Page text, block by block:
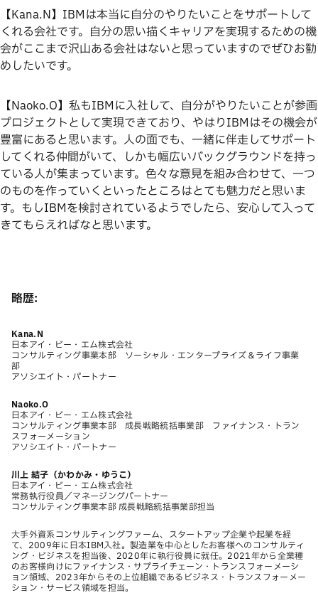
【Kana.N】IBMは本当に自分のやりたいことをサポートして
くれる会社です。自分の思い描くキャリアを実現するための機
会がここまで沢山ある会社はないと思っていますのでぜひお勧
めしたいです。
【Naoko.O】私もIBMに入社して、自分がやりたいことが参画
プロジェクトとして実現できており、やはりIBMはその機会が
豊富にあると思います。人の面でも、一緒に伴走してサポート
してくれる仲間がいて、しかも幅広いバックグラウンドを持っ
ている人が集まっています。色々な意見を組み合わせて、一つ
のものを作っていくといったところはとても魅力だと思いま
す。もしIBMを検討されているようでしたら、安心して入って
きてもらえればなと思います。
略歴:
Kana.N
日本アイ・ビー・エム株式会社
コンサルティング事業本部 ソーシャル・エンタープライズ＆ライフ事業
部
アソシエイト・パートナー
Naoko.O
日本アイ・ビー・エム株式会社
コンサルティング事業本部 成長戦略統括事業部 ファイナンス・トラン
スフォーメーション
アソシエイト・パートナー
川上 結子（かわかみ・ゆうこ）
日本アイ・ビー・エム株式会社
常務執行役員／マネージングパートナー
コンサルティング事業本部 成長戦略統括事業部担当
大手外資系コンサルティングファーム、スタートアップ企業や起業を経
て、2009年に日本IBM入社。製造業を中心としたお客様へのコンサルティ
ング・ビジネスを担当後、2020年に執行役員に就任。2021年から全業種
のお客様向けにファイナンス・サプライチェーン・トランスフォーメーシ
ョン領域、2023年からその上位組織であるビジネス・トランスフォーメー
ション・サービス領域を担当。